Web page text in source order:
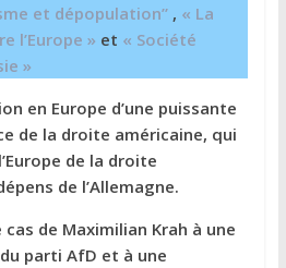
et dépopulation”, « La
l’Europe » et « Société
»
en Europe d’une puissante
de la droite américaine, qui
de la droite
de l’Allemagne.
de Maximilian Krah à une
parti AfD et à une